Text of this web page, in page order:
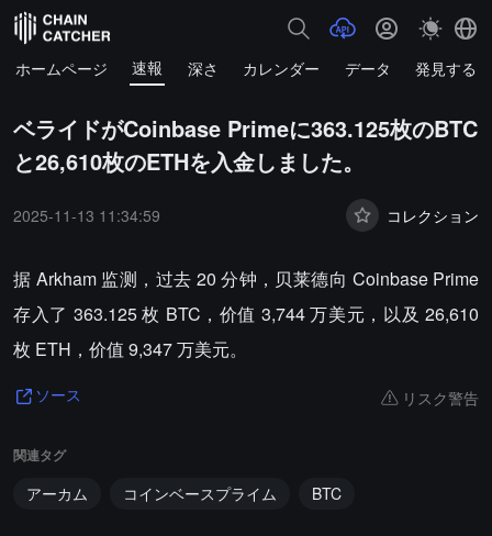
ホームページ 速報 深さ カレンダー データ 発見する
ベライドがCoinbase Primeに363.125枚のBTC
と26,610枚のETHを入金しました。
2025-11-13 11:34:59 コレクション
据 Arkham 监测，过去 20 分钟，贝莱德向 Coinbase Prime
存入了 363.125 枚 BTC，价值 3,744 万美元，以及 26,610
枚 ETH，价值 9,347 万美元。
ソース リスク警告
関連タグ
アーカム コインベースプライム BTC